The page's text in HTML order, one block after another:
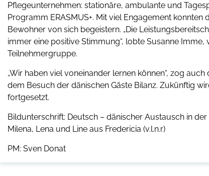
Pflegeunternehmen: stationäre, ambulante und
Programm ERASMUS+. Mit viel Engagement
Bewohner von sich begeistern. „Die
immer eine positive Stimmung“, lobte Susanne
Teilnehmergruppe.
„Wir haben viel voneinander lernen können“, zog
dem Besuch der dänischen Gäste Bilanz. Zukünftig
fortgesetzt.
Bildunterschrift: Deutsch – dänischer Austausch in
Milena, Lena und Line aus Fredericia (v.l.n.r)
PM: Sven Donat